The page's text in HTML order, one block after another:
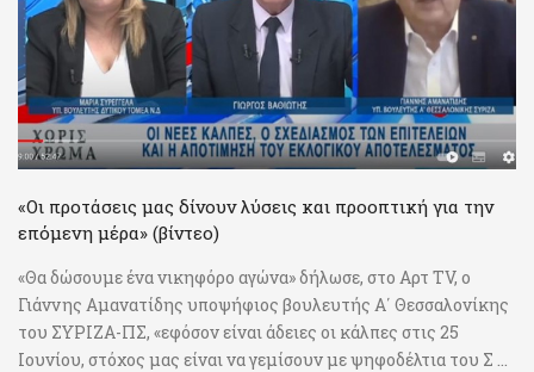
«Οι προτάσεις μας δίνουν λύσεις και προοπτική για την
επόμενη μέρα» (βίντεο)
«Θα δώσουμε ένα νικηφόρο αγώνα» δήλωσε, στο Αρτ ΤV, ο
Γιάννης Αμανατίδης υποψήφιος βουλευτής Α΄ Θεσσαλονίκης
του ΣΥΡΙΖΑ-ΠΣ, «εφόσον είναι άδειες οι κάλπες στις 25
Ιουνίου, στόχος μας είναι να γεμίσουν με ψηφοδέλτια του Σ ...